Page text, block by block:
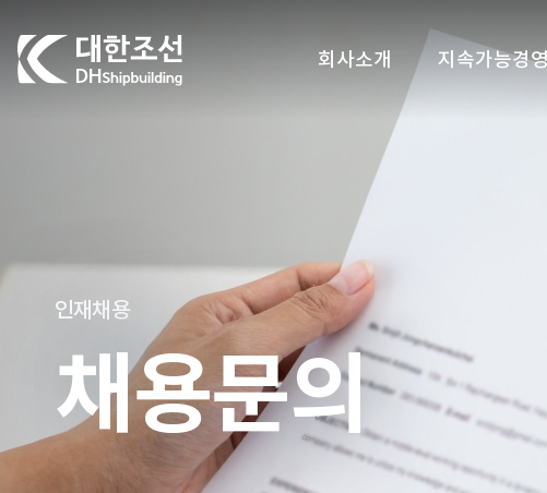
대한조선주식회사
회사소개 지속가능경
인재채용
채용문의